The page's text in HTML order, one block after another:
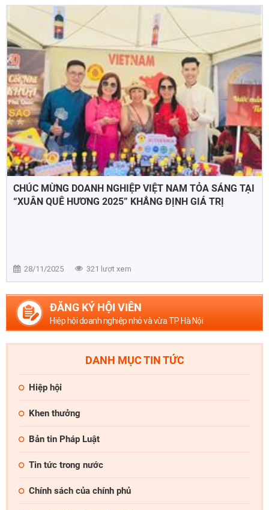
CHÚC MỪNG DOANH NGHIỆP VIỆT NAM TỎA SÁNG TẠI
“XUÂN QUÊ HƯƠNG 2025” KHẲNG ĐỊNH GIÁ TRỊ
28/11/2025 321 lượt xem
ĐĂNG KÝ HỘI VIÊN
Hiệp hội doanh nghiệp nhỏ và vừa TP Hà Nội
DANH MỤC TIN TỨC
Hiệp hội
Khen thưởng
Bản tin Pháp Luật
Tin tức trong nước
Chính sách của chính phủ